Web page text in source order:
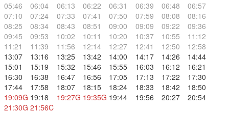
05:46
06:04 06:13 06:22 06:31 06:39 06:48
06:57
07:10
07:24 07:33 07:41 07:50 07:59 08:08
08:16
08:25
08:34 08:43 08:51 09:00 09:09 09:22
09:36
09:45
09:53 10:02 10:11 10:20 10:37 10:55
11:12
11:21
11:39 11:56 12:14 12:27 12:41 12:50
12:58
13:07
13:16 13:25 13:42 14:00 14:17 14:26
14:44
15:01
15:19 15:32 15:46 15:55 16:03 16:12
16:21
16:30
16:38 16:47 16:56 17:05 17:13 17:22
17:30
17:44
17:58 18:07 18:15 18:24 18:33 18:42
18:50
19:09G 19:18 19:27G 19:35G 19:44 19:56 20:27
20:54
21:30G 21:56C